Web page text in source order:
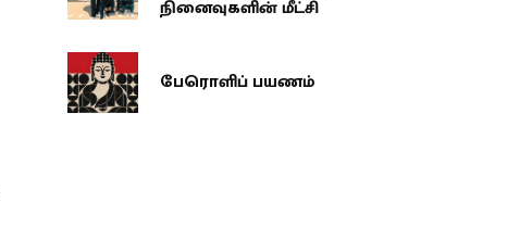
நினைவுகளின் மீட்சி
பேரொளிப் பயணம்